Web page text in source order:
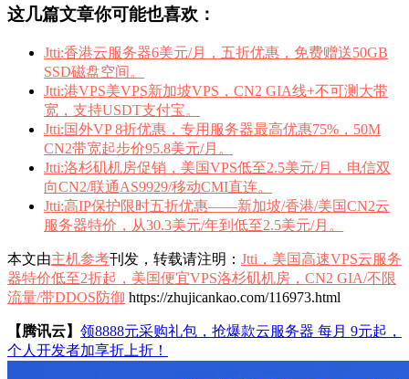
这几篇文章你可能也喜欢：
Jtti:香港云服务器6美元/月，五折优惠，免费赠送50GB
SSD磁盘空间。
Jtti:港VPS美VPS新加坡VPS，CN2 GIA线+不可测大带
宽，支持USDT支付宝。
Jtti:国外VP 8折优惠，专用服务器最高优惠75%，50M
CN2带宽起步价95.8美元/月。
Jtti:洛杉矶机房促销，美国VPS低至2.5美元/月，电信双
向CN2/联通AS9929/移动CMI直连。
Jtti:高IP保护限时五折优惠——新加坡/香港/美国CN2云
服务器特价，从30.3美元/年到低至2.5美元/月。
本文由主机参考刊发，转载请注明： Jtti，美国高速VPS云服务
器特价低至2折起，美国便宜VPS洛杉矶机房，CN2 GIA/不限
流量/带DDOS防御 https://zhujicankao.com/116973.html
【腾讯云】 领8888元采购礼包，抢爆款云服务器 每月 9元起，
个人开发者加享折上折！